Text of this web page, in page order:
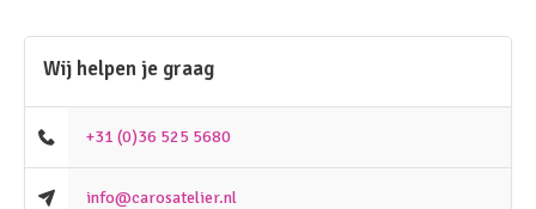
Wij helpen je graag
+31 (0)36 525 5680
info@carosatelier.nl